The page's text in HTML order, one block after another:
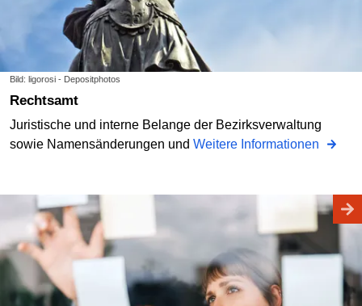
Bild: ligorosi - Depositphotos
Rechtsamt
Juristische und interne Belange der Bezirksverwaltung
sowie Namensänderungen und Weitere Informationen